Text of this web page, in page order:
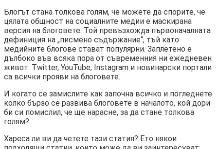
Блогът стана толкова голям, че можете да спорите, че
цялата общност на социалните медии е маскирана
версия на блоговете. Той превъзхожда първоначалната
дефиниция на „писмено съдържание“, тъй като
медийните блогове стават популярни. Заплетено е
дълбоко във всяка пора от съвременния ни ежедневен
живот. Twitter, YouTube, Instagram и новинарски портали
са всички прояви на блоговете.
И когато се замислите как започна всичко и погледнете
колко бързо се развива блоговете в началото, кой дори
би си помислил, че ще нарасне, за да стане толкова
голям?
Хареса ли ви да четете тази статия? Ето някои